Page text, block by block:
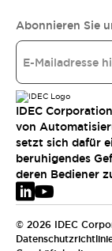
Abonnieren Sie
IDEC
von
setzt sich dafür
beruhigendes
deren Bediener
© 2026 IDEC